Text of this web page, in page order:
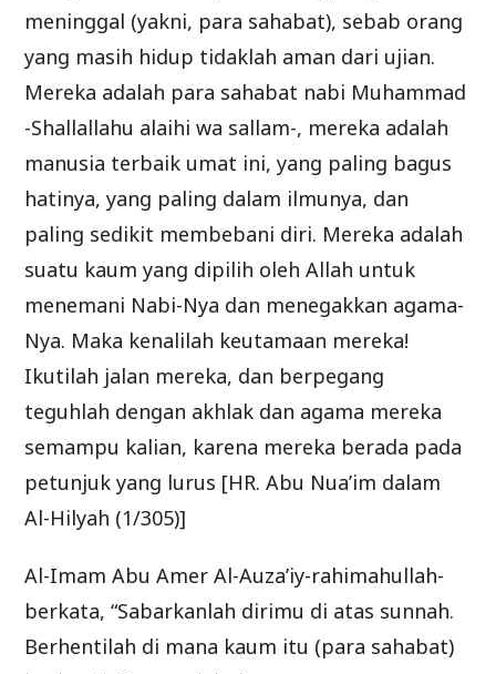
meninggal (yakni, para sahabat), sebab orang
yang masih hidup tidaklah aman dari ujian.
Mereka adalah para sahabat nabi Muhammad
-Shallallahu alaihi wa sallam-, mereka adalah
manusia terbaik umat ini, yang paling bagus
hatinya, yang paling dalam ilmunya, dan
paling sedikit membebani diri. Mereka adalah
suatu kaum yang dipilih oleh Allah untuk
menemani Nabi-Nya dan menegakkan agama-
Nya. Maka kenalilah keutamaan mereka!
Ikutilah jalan mereka, dan berpegang
teguhlah dengan akhlak dan agama mereka
semampu kalian, karena mereka berada pada
petunjuk yang lurus [HR. Abu Nua’im dalam
Al-Hilyah (1/305)]
Al-Imam Abu Amer Al-Auza’iy-rahimahullah-
berkata, “Sabarkanlah dirimu di atas sunnah.
Berhentilah di mana kaum itu (para sahabat)